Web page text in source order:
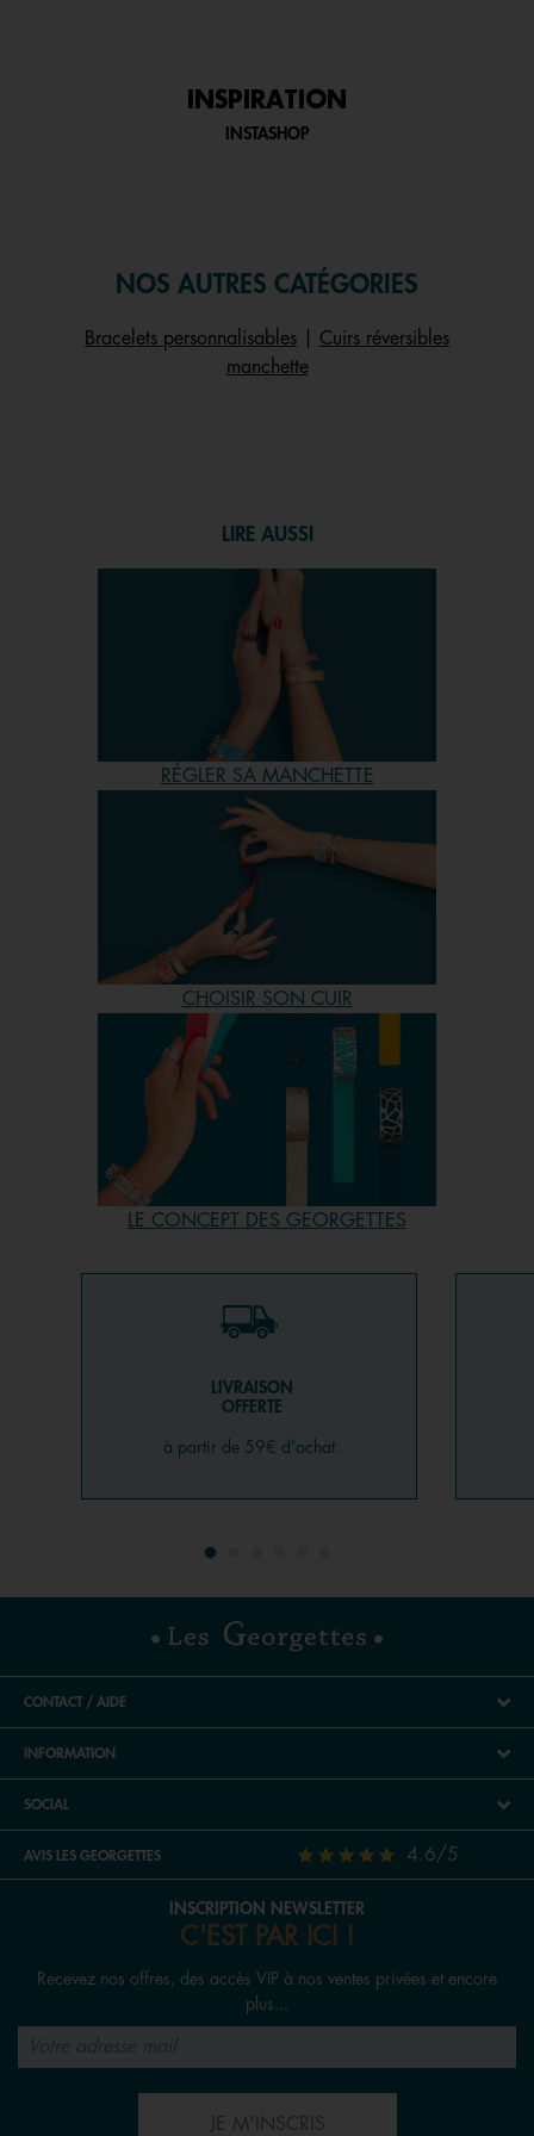
INSPIRATION
INSTASHOP
NOS AUTRES CATÉGORIES
Bracelets personnalisables
Cuirs réversibles
manchette
LIRE AUSSI
RÉGLER SA MANCHETTE
CHOISIR SON CUIR
LE CONCEPT DES GEORGETTES
LIVRAISON
OFFERTE
à partir de 59€ d'achat
CONTACT / AIDE
INFORMATION
SOCIAL
AVIS LES GEORGETTES 4.6/5
INSCRIPTION NEWSLETTER
C'EST PAR ICI !
Recevez nos offres, des accès VIP à nos ventes privées et encore
plus...
JE M'INSCRIS